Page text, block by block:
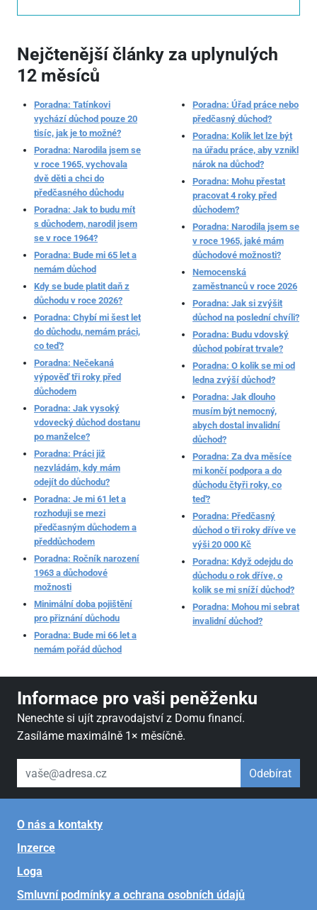
Nejčtenější články za uplynulých
12 měsíců
Poradna: Tatínkovi
vychází důchod pouze 20
tisíc, jak je to možné?
Poradna: Narodila jsem se
v roce 1965, vychovala
dvě děti a chci do
předčasného důchodu
Poradna: Jak to budu mít
s důchodem, narodil jsem
se v roce 1964?
Poradna: Bude mi 65 let a
nemám důchod
Kdy se bude platit daň z
důchodu v roce 2026?
Poradna: Chybí mi šest let
do důchodu, nemám práci,
co teď?
Poradna: Nečekaná
výpověď tři roky před
důchodem
Poradna: Jak vysoký
vdovecký důchod dostanu
po manželce?
Poradna: Práci již
nezvládám, kdy mám
odejít do důchodu?
Poradna: Je mi 61 let a
rozhoduji se mezi
předčasným důchodem a
předdůchodem
Poradna: Ročník narození
1963 a důchodové
možnosti
Minimální doba pojištění
pro přiznání důchodu
Poradna: Bude mi 66 let a
nemám pořád důchod
Poradna: Úřad práce nebo
předčasný důchod?
Poradna: Kolik let lze být
na úřadu práce, aby vznikl
nárok na důchod?
Poradna: Mohu přestat
pracovat 4 roky před
důchodem?
Poradna: Narodila jsem se
v roce 1965, jaké mám
důchodové možnosti?
Nemocenská
zaměstnanců v roce 2026
Poradna: Jak si zvýšit
důchod na poslední chvíli?
Poradna: Budu vdovský
důchod pobírat trvale?
Poradna: O kolik se mi od
ledna zvýší důchod?
Poradna: Jak dlouho
musím být nemocný,
abych dostal invalidní
důchod?
Poradna: Za dva měsíce
mi končí podpora a do
důchodu čtyři roky, co
teď?
Poradna: Předčasný
důchod o tři roky dříve ve
výši 20 000 Kč
Poradna: Když odejdu do
důchodu o rok dříve, o
kolik se mi sníží důchod?
Poradna: Mohou mi sebrat
invalidní důchod?
Informace pro vaši peněženku
Nenechte si ujít zpravodajství z Domu financí.
Zasíláme maximálně 1× měsíčně.
váš email Odebírat
O nás a kontakty
Inzerce
Loga
Smluvní podmínky a ochrana osobních údajů